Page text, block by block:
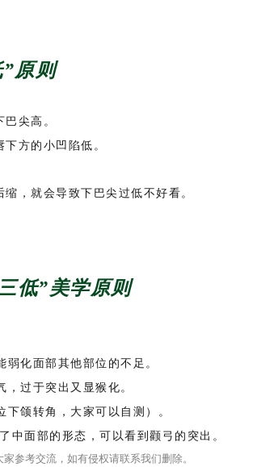
原则
尖高。
方的小凹陷低。
，就会导致下巴尖过低不好看。
低”美学原则
化面部其他部位的不足。
过于突出又显猴化。
颌转角，大家可以自测）。
面部的形态，可以看到颧弓的突出。
参考交流，如有侵权请联系我们删除。